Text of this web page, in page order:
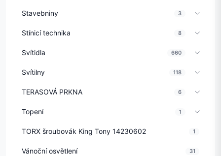
Stavebniny 3
Stínicí technika 8
Svítidla 660
Svítilny 118
TERASOVÁ PRKNA 6
Topení 1
TORX šroubovák King Tony 14230602 1
Vánoční osvětlení 31